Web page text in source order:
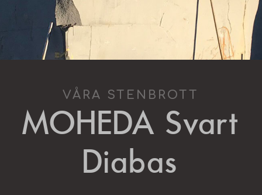
VÅRA STENBROTT
MOHEDA Svart
Diabas